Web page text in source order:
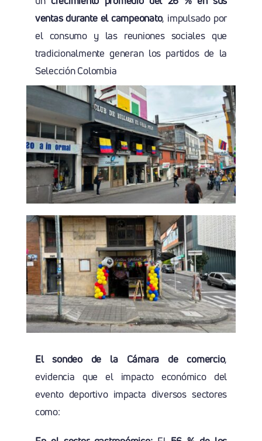
ventas durante el campeonato, impulsado por
el consumo y las reuniones sociales que
tradicionalmente generan los partidos de la
Selección Colombia
El sondeo de la Cámara de comercio,
evidencia que el impacto económico del
evento deportivo impacta diversos sectores
como: